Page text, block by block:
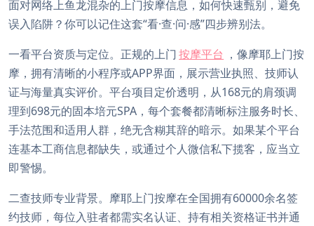
面对网络上鱼龙混杂的上门按摩信息，如何快速甄别，避免
误入陷阱？你可以记住这套“看·查·问·感”四步辨别法。
一看平台资质与定位。正规的上门 按摩平台 ，像摩耶上门按
摩，拥有清晰的小程序或APP界面，展示营业执照、技师认
证与海量真实评价。平台项目定价透明，从168元的肩颈调
理到698元的固本培元SPA，每个套餐都清晰标注服务时长、
手法范围和适用人群，绝无含糊其辞的暗示。如果某个平台
连基本工商信息都缺失，或通过个人微信私下揽客，应当立
即警惕。
二查技师专业背景。摩耶上门按摩在全国拥有60000余名签
约技师，每位入驻者都需实名认证、持有相关资格证书并通